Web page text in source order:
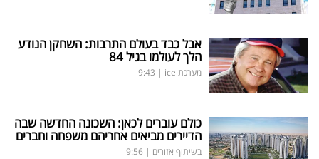
אבל כבד בעולם התרבות: השחקן הנודע
הלך לעולמו בגיל 84
מערכת ice |
9:43
כולם עוברים לכאן: השכונה החדשה שבה
הדיירים מביאים אחריהם משפחה וחברים
בשיתוף אזורים |
9:56